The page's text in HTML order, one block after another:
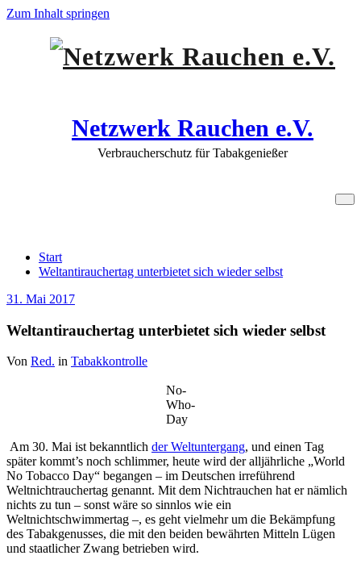
Zum Inhalt springen
Netzwerk Rauchen e.V.
Verbraucherschutz für Tabakgenießer
Start
Weltantirauchertag unterbietet sich wieder selbst
31. Mai 2017
Weltantirauchertag unterbietet sich wieder selbst
Von Red. in Tabakkontrolle
No-
Who-
Day
Am 30. Mai ist bekanntlich der Weltuntergang, und einen Tag
später kommt’s noch schlimmer, heute wird der alljährliche „World
No Tobacco Day“ begangen – im Deutschen irreführend
Weltnichtrauchertag genannt. Mit dem Nichtrauchen hat er nämlich
nichts zu tun – sonst wäre so sinnlos wie ein
Weltnichtschwimmertag –, es geht vielmehr um die Bekämpfung
des Tabakgenusses, die mit den beiden bewährten Mitteln Lügen
und staatlicher Zwang betrieben wird.